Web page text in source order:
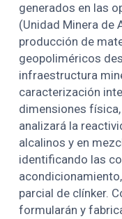
generados en las
(Unidad Minera de
producción de
geopoliméricos
infraestructura
caracterización
dimensiones
analizará la
alcalinos y en
identificando las
parcial de clínker.
formularán y